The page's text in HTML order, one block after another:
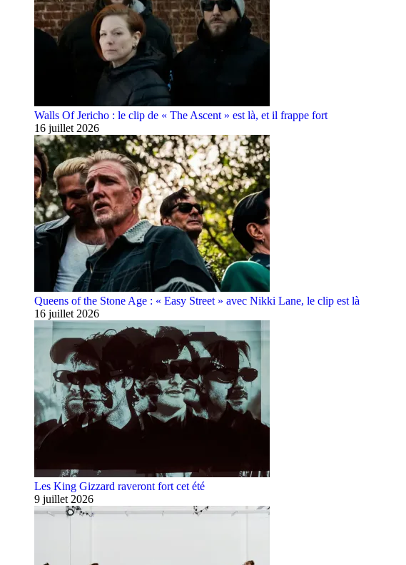
Walls Of Jericho : le clip de « The Ascent » est là, et il frappe fort
16 juillet 2026
Queens of the Stone Age : « Easy Street » avec Nikki Lane, le clip est là
16 juillet 2026
Les King Gizzard raveront fort cet été
9 juillet 2026